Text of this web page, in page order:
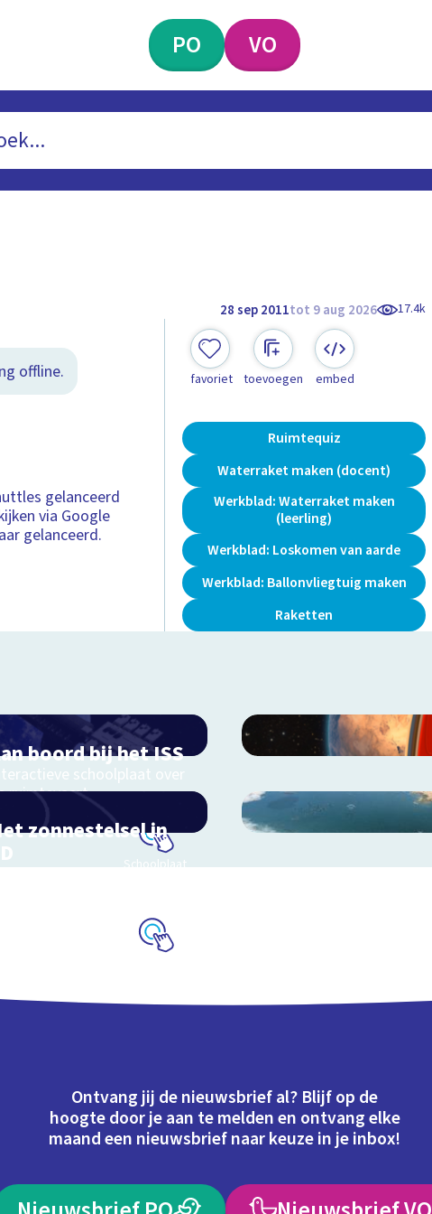
PO VO
28 sep 2011tot 9 aug 2026 17.4k
offline.
gelanceerd
via Google
gelanceerd.
favoriet toevoegen embed
Ruimtequiz
Waterraket maken (docent)
Werkblad: Waterraket maken
(leerling)
Werkblad: Loskomen van aarde
Werkblad: Ballonvliegtuig maken
Raketten
boord bij het ISS
schoolplaat over
ruimtevaart
Schoolplaat
zonnestelsel in
mee door ons
Ontvang jij de nieuwsbrief al? Blijf op de
hoogte door je aan te melden en ontvang elke
maand een nieuwsbrief naar keuze in je inbox!